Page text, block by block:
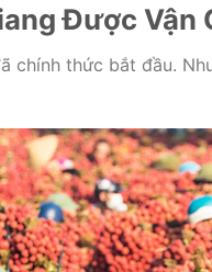
Được Vận
chính thức bắt đầu.